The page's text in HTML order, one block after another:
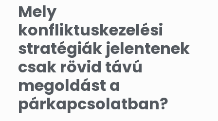
Mely
konfliktuskezelési
stratégiák jelentenek
csak rövid távú
megoldást a
párkapcsolatban?